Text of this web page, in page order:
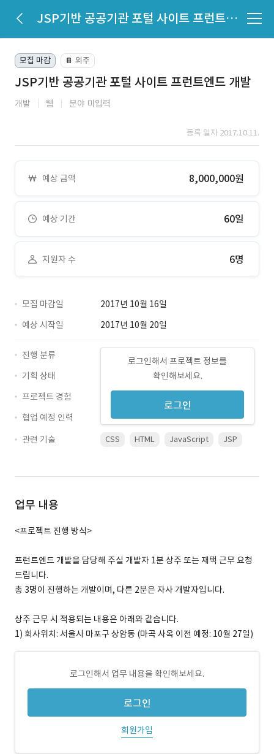
JSP기반 공공기관 포털 사이트 프런트엔드 개발
모집 마감 📔 외주
JSP기반 공공기관 포털 사이트 프런트엔드 개발
개발 웹 분야 미입력
등록 일자 2017.10.11.
예상 금액 8,000,000원
예상 기간 60일
지원자 수 6명
모집 마감일
2017년 10월 16일
예상 시작일
2017년 10월 20일
로그인해서 프로젝트 정보를
확인해보세요.
로그인
진행 분류
기획 상태
프로젝트 경험
협업 예정 인력
관련 기술
CSS HTML JavaScript JSP
업무 내용
<프로젝트 진행 방식>
프런트엔드 개발을 담당해 주실 개발자 1분 상주 또는 재택 근무 요청
드립니다.
총 3명이 진행하는 개발이며, 다른 2분은 자사 개발자입니다.
상주 근무 시 적용되는 내용은 아래와 같습니다.
1) 회사위치: 서울시 마포구 상암동 (마곡 사옥 이전 예정: 10월 27일)
로그인해서 업무 내용을 확인해보세요.
로그인
회원가입